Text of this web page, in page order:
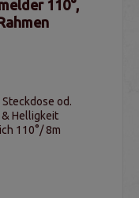
110°,
od.
Helligkeit
110°/ 8m